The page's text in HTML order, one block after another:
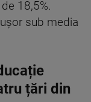
18,5%.
sub media
țări din